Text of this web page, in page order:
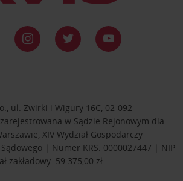
ul. Żwirki i Wigury 16C, 02-092
w Sądzie Rejonowym dla
XIV Wydział Gospodarczy
| Numer KRS: 0000027447 | NIP
zakładowy: 59 375,00 zł